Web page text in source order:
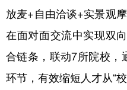
放麦+自由洽谈+实景观
在面对面交流中实现双
合链条，联动7所院校，
环节，有效缩短人才从“校